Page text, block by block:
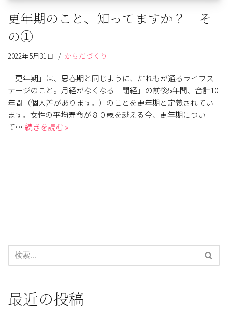
更年期のこと、知ってますか？ そ
の①
2022年5月31日 からだづくり
「更年期」は、思春期と同じように、だれもが通るライフス
テージのこと。月経がなくなる「閉経」の前後5年間、合計10
年間（個人差があります。）のことを更年期と定義されてい
ます。女性の平均寿命が８０歳を越える今、更年期につい
て… 続きを読む »
最近の投稿